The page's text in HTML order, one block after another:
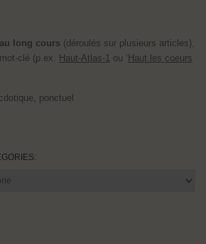
long cours (déroulés sur plusieurs articles),
clé (p.ex. Haut-Atlas-1 ou ‘ Haut les coeurs
ponctuel